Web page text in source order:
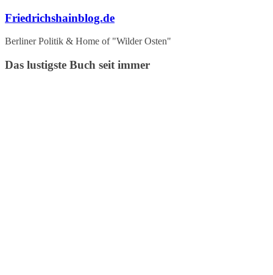
Zum
springen
Friedrichshainblog.de
Berliner Politik & Home of "Wilder Osten"
Das lustigste Buch seit immer